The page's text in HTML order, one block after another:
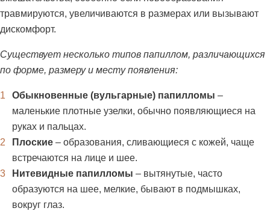
травмируются, увеличиваются в размерах или вызывают
дискомфорт.
Существует несколько типов папиллом, различающихся
по форме, размеру и месту появления:
Обыкновенные (вульгарные) папилломы –
маленькие плотные узелки, обычно появляющиеся на
руках и пальцах.
Плоские – образования, сливающиеся с кожей, чаще
встречаются на лице и шее.
Нитевидные папилломы – вытянутые, часто
образуются на шее, мелкие, бывают в подмышках,
вокруг глаз.